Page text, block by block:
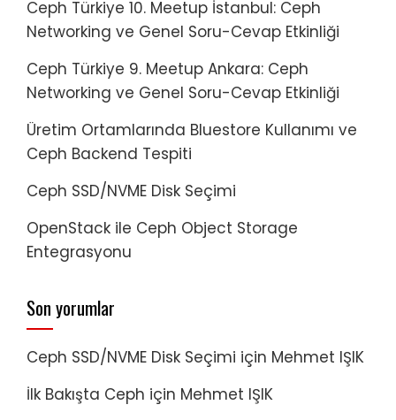
Ceph Türkiye 10. Meetup İstanbul: Ceph
Networking ve Genel Soru-Cevap Etkinliği
Ceph Türkiye 9. Meetup Ankara: Ceph
Networking ve Genel Soru-Cevap Etkinliği
Üretim Ortamlarında Bluestore Kullanımı ve
Ceph Backend Tespiti
Ceph SSD/NVME Disk Seçimi
OpenStack ile Ceph Object Storage
Entegrasyonu
Son yorumlar
Ceph SSD/NVME Disk Seçimi için Mehmet IŞIK
İlk Bakışta Ceph için Mehmet IŞIK